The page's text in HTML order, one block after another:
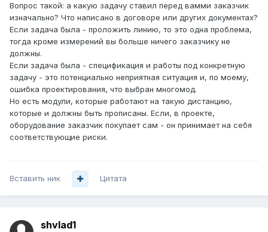
Вопрос такой: а какую задачу ставил перед вамми заказчик
изначально? Что написано в договоре или других документах?
Если задача была - проложить линию, то это одна проблема,
тогда кроме измерений вы больше ничего заказчику не
должны.
Если задача была - спецификация и работы под конкретную
задачу - это потенциально неприятная ситуация и, по моему,
ошибка проектирования, что выбран многомод.
Но есть модули, которые работают на такую дистанцию,
которые и должны быть прописаны. Если, в проекте,
оборудование заказчик покупает сам - он принимает на себя
соответствующие риски.
Вставить ник Цитата
shvlad1